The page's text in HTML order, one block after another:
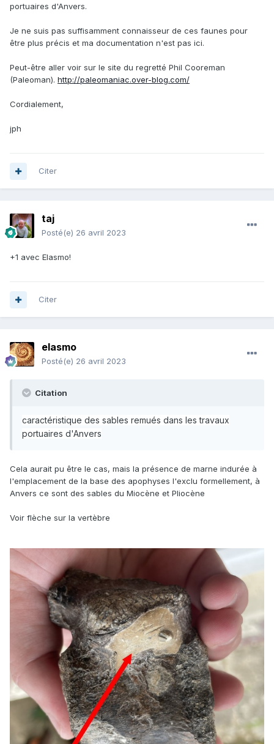
portuaires d'Anvers.
Je ne suis pas suffisamment connaisseur de ces faunes pour
être plus précis et ma documentation n'est pas ici.
Peut-être aller voir sur le site du regretté Phil Cooreman
(Paleoman). http://paleomaniac.over-blog.com/
Cordialement,
jph
Citer
taj
Posté(e) 26 avril 2023
+1 avec Elasmo!
Citer
elasmo
Posté(e) 26 avril 2023
Citation
caractéristique des sables remués dans les travaux
portuaires d'Anvers
Cela aurait pu être le cas, mais la présence de marne indurée à
l'emplacement de la base des apophyses l'exclu formellement, à
Anvers ce sont des sables du Miocène et Pliocène
Voir flèche sur la vertèbre